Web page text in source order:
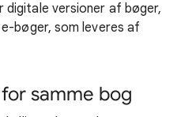
versioner af bøger,
bøger, som leveres af
samme bog